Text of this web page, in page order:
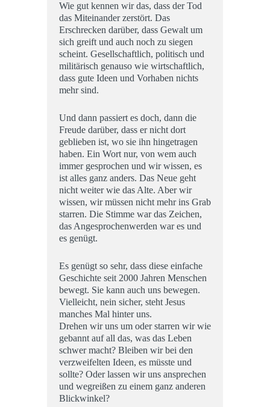
Wie gut kennen wir das, dass der Tod
das Miteinander zerstört. Das
Erschrecken darüber, dass Gewalt um
sich greift und auch noch zu siegen
scheint. Gesellschaftlich, politisch und
militärisch genauso wie wirtschaftlich,
dass gute Ideen und Vorhaben nichts
mehr sind.
Und dann passiert es doch, dann die
Freude darüber, dass er nicht dort
geblieben ist, wo sie ihn hingetragen
haben. Ein Wort nur, von wem auch
immer gesprochen und wir wissen, es
ist alles ganz anders. Das Neue geht
nicht weiter wie das Alte. Aber wir
wissen, wir müssen nicht mehr ins Grab
starren. Die Stimme war das Zeichen,
das Angesprochenwerden war es und
es genügt.
Es genügt so sehr, dass diese einfache
Geschichte seit 2000 Jahren Menschen
bewegt. Sie kann auch uns bewegen.
Vielleicht, nein sicher, steht Jesus
manches Mal hinter uns.
Drehen wir uns um oder starren wir wie
gebannt auf all das, was das Leben
schwer macht? Bleiben wir bei den
verzweifelten Ideen, es müsste und
sollte? Oder lassen wir uns ansprechen
und wegreißen zu einem ganz anderen
Blickwinkel?